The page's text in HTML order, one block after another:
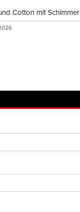
Cotton mit Schimmer